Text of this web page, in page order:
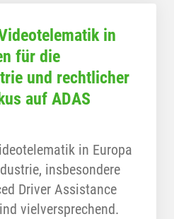
in
für die
und rechtlicher
auf ADAS
in Europa
insbesondere
Driver Assistance
vielversprechend.